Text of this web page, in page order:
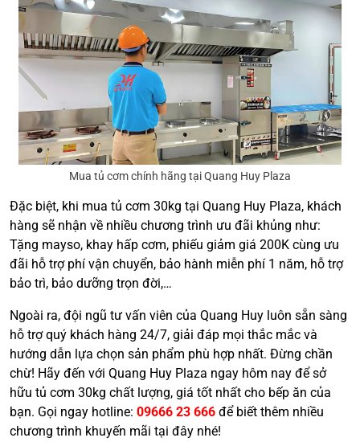
Mua tủ cơm chính hãng tại Quang Huy Plaza
Đặc biệt, khi mua tủ cơm 30kg tại Quang Huy Plaza, khách
hàng sẽ nhận về nhiều chương trình ưu đãi khủng như:
Tặng mayso, khay hấp cơm, phiếu giảm giá 200K cùng ưu
đãi hỗ trợ phí vận chuyển, bảo hành miễn phí 1 năm, hỗ trợ
bảo trì, bảo dưỡng trọn đời,…
Ngoài ra, đội ngũ tư vấn viên của Quang Huy luôn sẵn sàng
hỗ trợ quý khách hàng 24/7, giải đáp mọi thắc mắc và
hướng dẫn lựa chọn sản phẩm phù hợp nhất. Đừng chần
chừ! Hãy đến với Quang Huy Plaza ngay hôm nay để sở
hữu tủ cơm 30kg chất lượng, giá tốt nhất cho bếp ăn của
bạn. Gọi ngay hotline: 09666 23 666 để biết thêm nhiều
chương trình khuyến mãi tại đây nhé!